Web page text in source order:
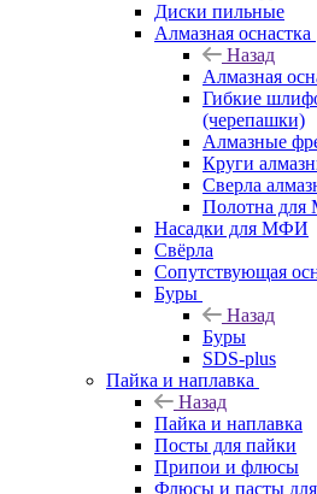
Диски пильные
Алмазная оснастка
Назад
Алмазная
Гибкие
(черепашки)
Алмазные
Круги
Сверла
Полотна
Насадки для МФИ
Свёрла
Сопутствующая
Буры
Назад
Буры
SDS-plus
Пайка и наплавка
Назад
Пайка и наплавка
Посты для пайки
Припои и флюсы
Флюсы и пасты